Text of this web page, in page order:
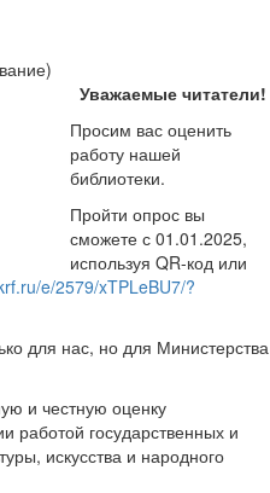
Уважаемые читатели!
Просим вас оценить
работу нашей
библиотеки.
Пройти опрос вы
сможете с 01.01.2025,
используя QR-код или
e/2579/xTPLeBU7/?
для нас, но для Министерства
и честную оценку
работой государственных и
искусства и народного